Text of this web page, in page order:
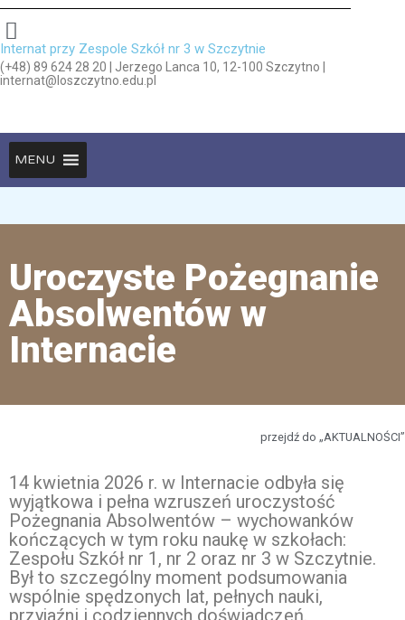
Internat przy Zespole Szkół nr 3 w Szczytnie
(+48) 89 624 28 20 | Jerzego Lanca 10, 12-100 Szczytno |
internat@loszczytno.edu.pl
MENU
Uroczyste Pożegnanie
Absolwentów w
Internacie
przejdź do „AKTUALNOŚCI”
14 kwietnia 2026 r. w Internacie odbyła się
wyjątkowa i pełna wzruszeń uroczystość
Pożegnania Absolwentów – wychowanków
kończących w tym roku naukę w szkołach:
Zespołu Szkół nr 1, nr 2 oraz nr 3 w Szczytnie.
Był to szczególny moment podsumowania
wspólnie spędzonych lat, pełnych nauki,
przyjaźni i codziennych doświadczeń.